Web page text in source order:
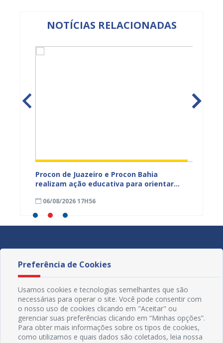
NOTÍCIAS RELACIONADAS
Procon de Juazeiro e Procon Bahia
realizam ação educativa para orientar
06/08/2026 17H56
Preferência de Cookies
Usamos cookies e tecnologias semelhantes que são
necessárias para operar o site. Você pode consentir com
o nosso uso de cookies clicando em "Aceitar" ou
gerenciar suas preferências clicando em “Minhas opções”.
Para obter mais informações sobre os tipos de cookies,
como utilizamos e quais dados são coletados, leia nossa